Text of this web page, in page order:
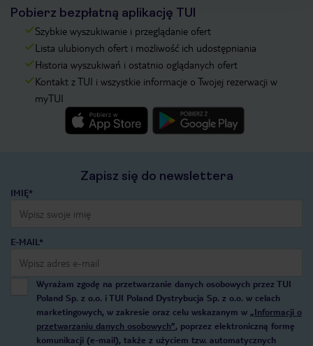
Pobierz bezpłatną aplikację TUI
Szybkie wyszukiwanie i przeglądanie ofert
Lista ulubionych ofert i możliwość ich udostępniania
Historia wyszukiwań i ostatnio oglądanych ofert
Kontakt z TUI i wszystkie informacje o Twojej rezerwacji w
myTUI
Zapisz się do newslettera
IMIĘ*
E-MAIL*
Wyrażam zgodę na przetwarzanie danych osobowych przez TUI
Poland Sp. z o.o. i TUI Poland Dystrybucja Sp. z o.o. w celach
marketingowych, w zakresie oraz celu wskazanym w „Informacji o
przetwarzaniu danych osobowych”, poprzez elektroniczną formę
komunikacji (e-mail), także z użyciem tzw. automatycznych